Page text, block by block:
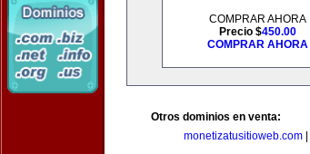
COMPRAR AHORA
Precio $450.00
COMPRAR AHORA
Otros dominios en venta:
monetizatusitioweb.com